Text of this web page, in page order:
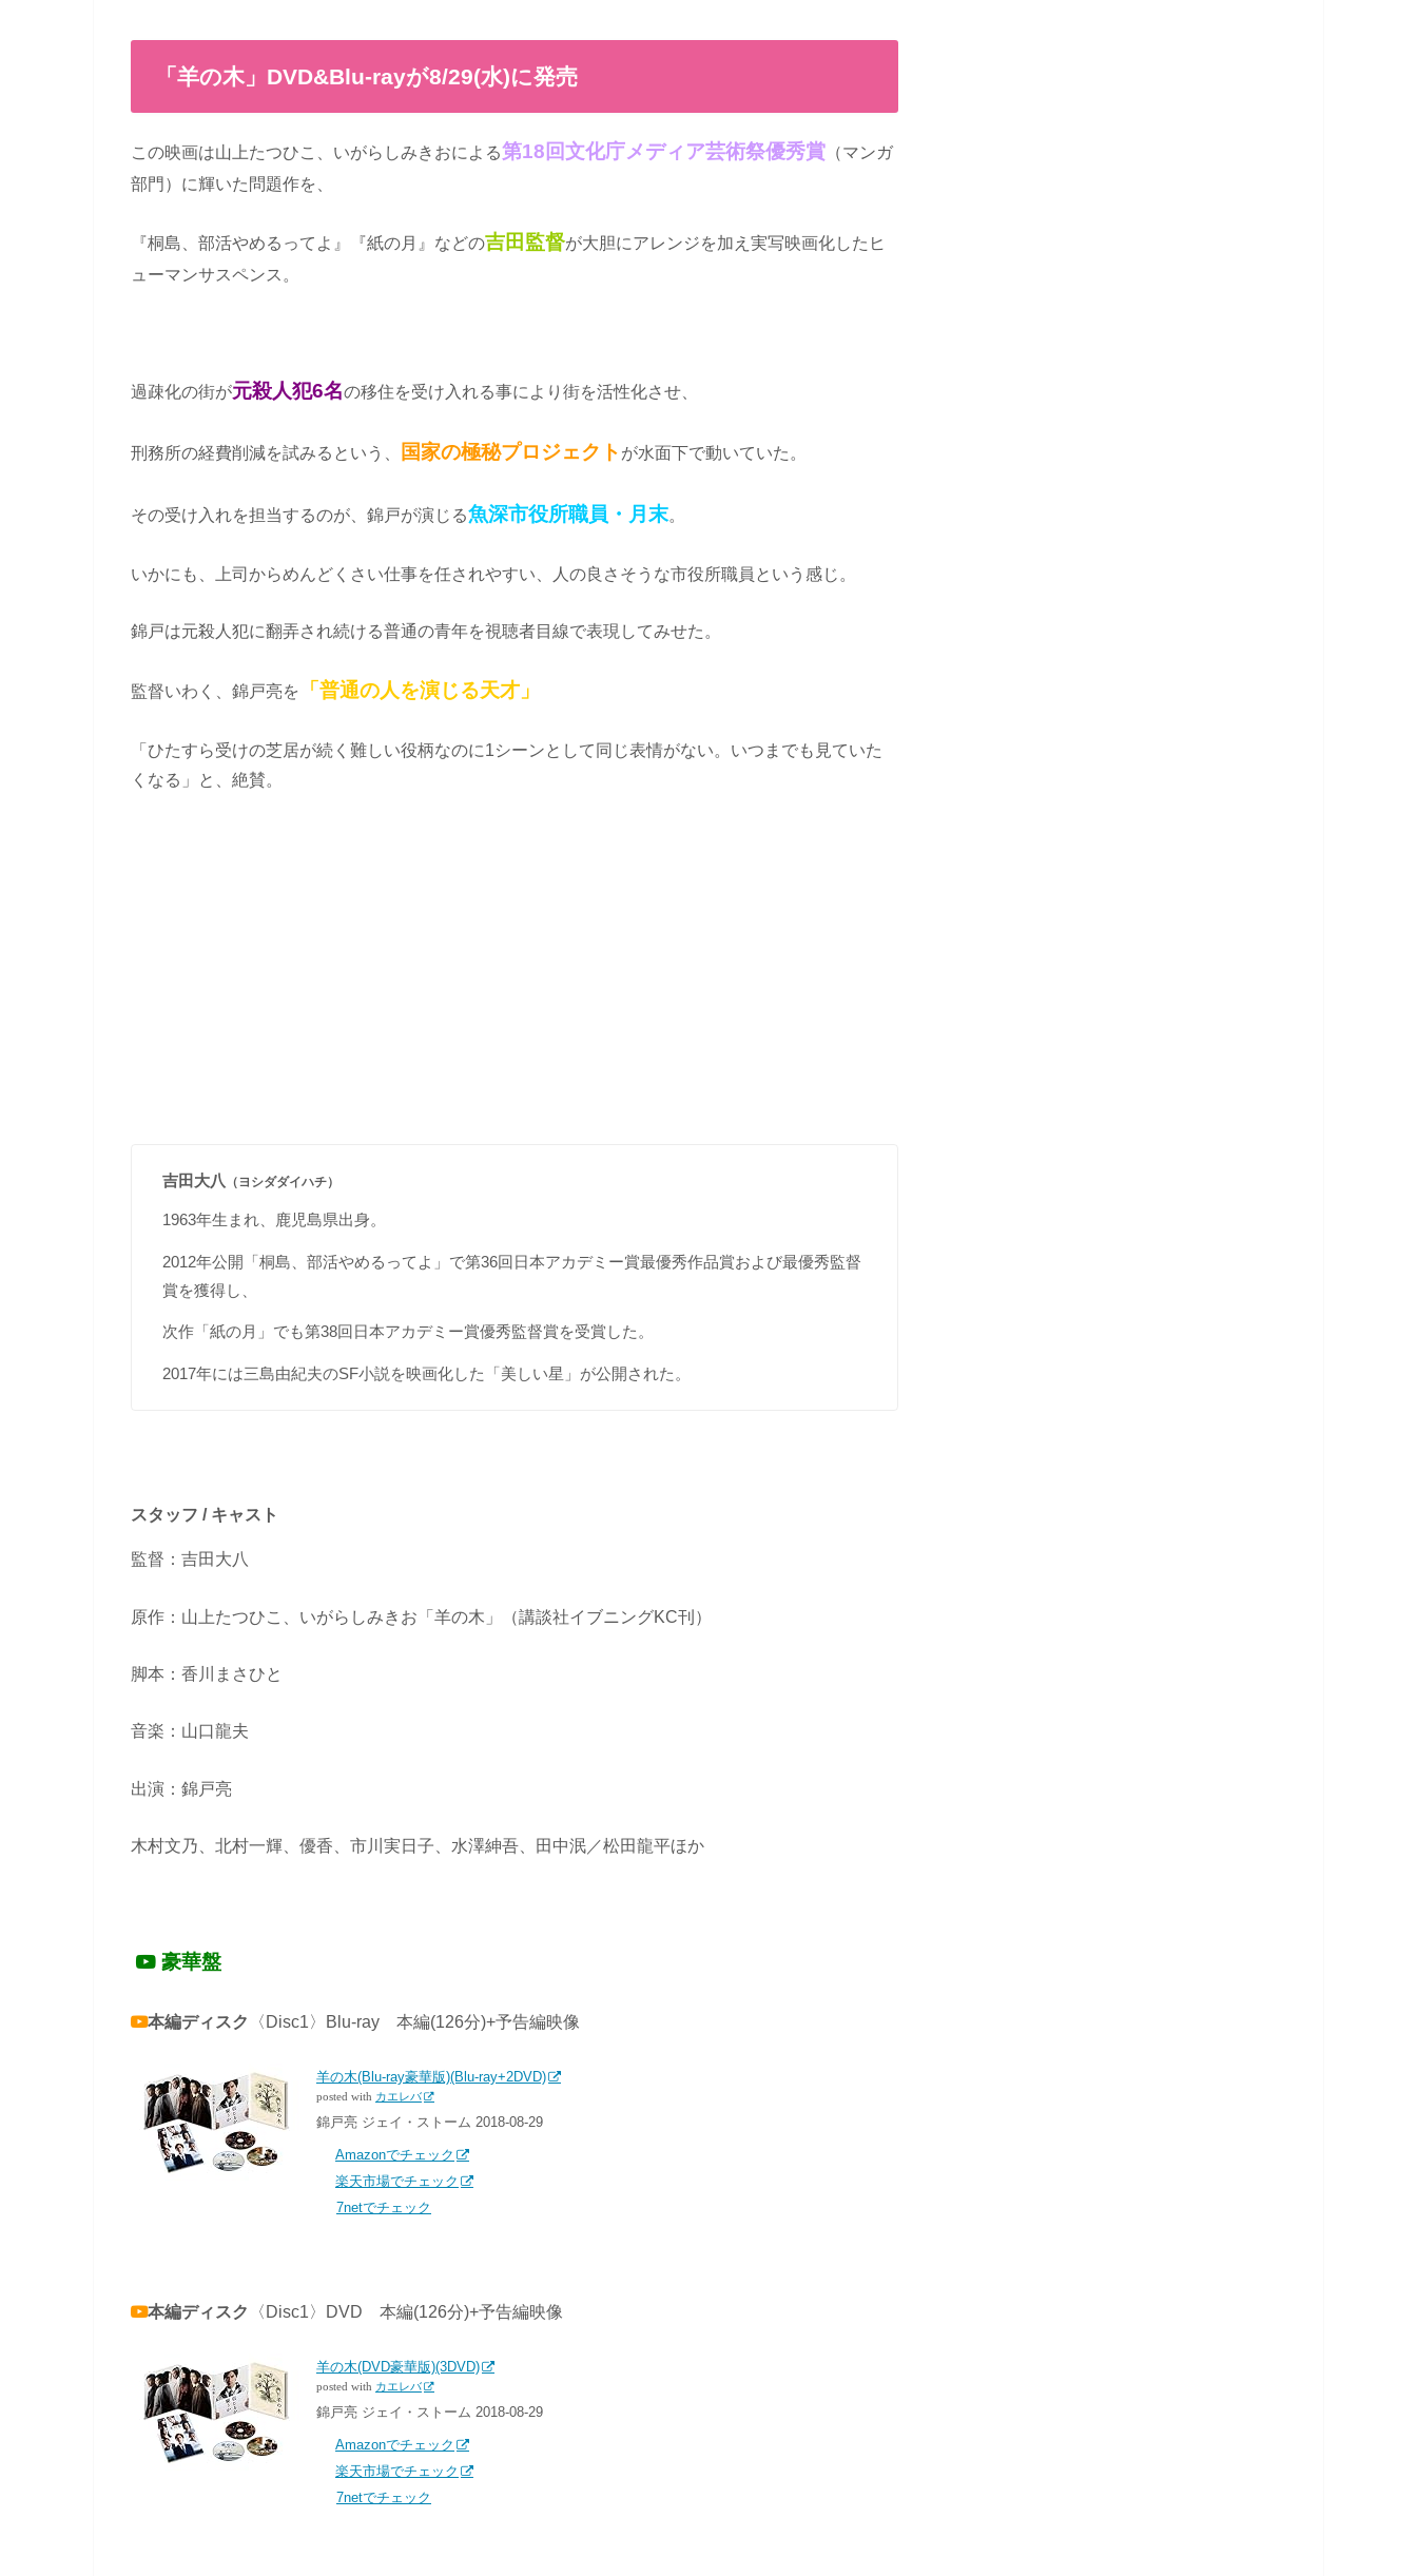
「羊の木」DVD&Blu-rayが8/29(水)に発売
この映画は山上たつひこ、いがらしみきおによる第18回文化庁メディア芸術祭優秀賞 （マンガ
部門）に輝いた問題作を、
『桐島、部活やめるってよ』『紙の月』などの吉田監督が大胆にアレンジを加え実写映画化したヒ
ューマンサスペンス。
過疎化の街が元殺人犯6名の移住を受け入れる事により街を活性化させ、
刑務所の経費削減を試みるという、 国家の極秘プロジェクト が水面下で動いていた。
その受け入れを担当するのが、錦戸が演じる魚深市役所職員・月末。
いかにも、上司からめんどくさい仕事を任されやすい、人の良さそうな市役所職員という感じ。
錦戸は元殺人犯に翻弄され続ける普通の青年を視聴者目線で表現してみせた。
監督いわく、錦戸亮を 「普通の人を演じる天才」
「ひたすら受けの芝居が続く難しい役柄なのに1シーンとして同じ表情がない。いつまでも見ていた
くなる」と、絶賛。
吉田大八 （ヨシダダイハチ）
1963年生まれ、鹿児島県出身。
2012年公開「桐島、部活やめるってよ」で第36回日本アカデミー賞最優秀作品賞および最優秀監督
賞を獲得し、
次作「紙の月」でも第38回日本アカデミー賞優秀監督賞を受賞した。
2017年には三島由紀夫のSF小説を映画化した「美しい星」が公開された。
スタッフ / キャスト
監督：吉田大八
原作：山上たつひこ、いがらしみきお「羊の木」（講談社イブニングKC刊）
脚本：香川まさひと
音楽：山口龍夫
出演：錦戸亮
木村文乃、北村一輝、優香、市川実日子、水澤紳吾、田中泯／松田龍平ほか
豪華盤
本編ディスク 〈Disc1〉Blu-ray 本編(126分)+予告編映像
羊の木(Blu-ray豪華版)(Blu-ray+2DVD)
posted with カエレバ
錦戸亮 ジェイ・ストーム 2018-08-29
Amazonでチェック
楽天市場でチェック
7netでチェック
本編ディスク 〈Disc1〉DVD 本編(126分)+予告編映像
羊の木(DVD豪華版)(3DVD)
posted with カエレバ
錦戸亮 ジェイ・ストーム 2018-08-29
Amazonでチェック
楽天市場でチェック
7netでチェック